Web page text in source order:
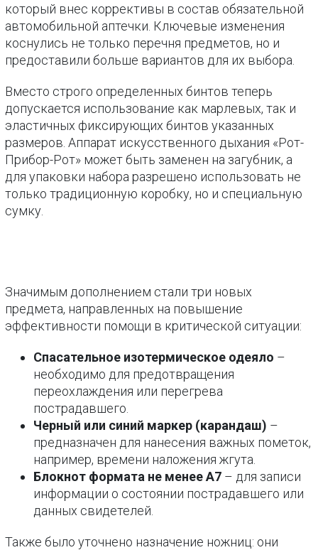
который внес коррективы в состав обязательной
автомобильной аптечки. Ключевые изменения
коснулись не только перечня предметов, но и
предоставили больше вариантов для их выбора.
Вместо строго определенных бинтов теперь
допускается использование как марлевых, так и
эластичных фиксирующих бинтов указанных
размеров. Аппарат искусственного дыхания «Рот-
Прибор-Рот» может быть заменен на загубник, а
для упаковки набора разрешено использовать не
только традиционную коробку, но и специальную
сумку.
Значимым дополнением стали три новых
предмета, направленных на повышение
эффективности помощи в критической ситуации:
Спасательное изотермическое одеяло –
необходимо для предотвращения
переохлаждения или перегрева
пострадавшего.
Черный или синий маркер (карандаш) –
предназначен для нанесения важных пометок,
например, времени наложения жгута.
Блокнот формата не менее А7 – для записи
информации о состоянии пострадавшего или
данных свидетелей.
Также было уточнено назначение ножниц: они